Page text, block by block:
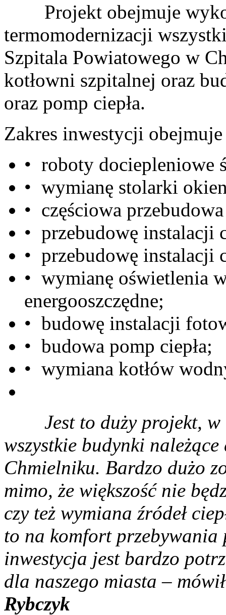
Projekt obejmuje
termomodernizacji
Szpitala Powiatowego w
kotłowni szpitalnej oraz
oraz pomp ciepła.
Zakres inwestycji
• roboty dociepleniowe
• wymianę stolarki
• częściowa
• przebudowę instalacji
• przebudowę instalacji
• wymianę oświetlenia
energooszczędne;
• budowę instalacji
• budowa pomp ciepła;
• wymiana kotłów
Jest to duży projekt, w
wszystkie budynki
Chmielniku. Bardzo dużo
mimo, że większość nie
czy też wymiana źródeł
to na komfort przebywania
inwestycja jest bardzo
dla naszego miasta –
Rybczyk